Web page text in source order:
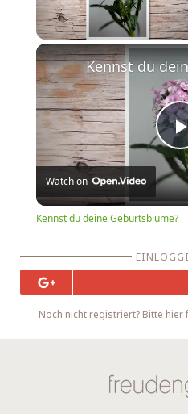
Watch on
Kennst du deine Geburtsblume?
Noch nicht registriert? Bitte hier